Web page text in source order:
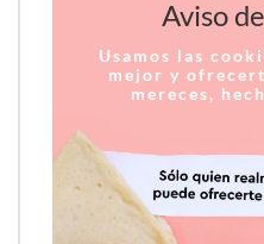
Aviso
Usamos las
mejor y
mereces,